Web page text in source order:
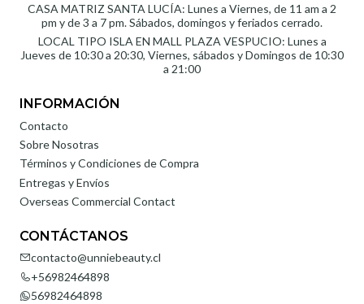
CASA MATRIZ SANTA LUCÍA: Lunes a Viernes, de 11 am a 2
pm y de 3 a 7 pm. Sábados, domingos y feriados cerrado.
LOCAL TIPO ISLA EN MALL PLAZA VESPUCIO: Lunes a
Jueves de 10:30 a 20:30, Viernes, sábados y Domingos de 10:30
a 21:00
INFORMACIÓN
Contacto
Sobre Nosotras
Términos y Condiciones de Compra
Entregas y Envíos
Overseas Commercial Contact
CONTÁCTANOS
contacto@unniebeauty.cl
+56982464898
56982464898